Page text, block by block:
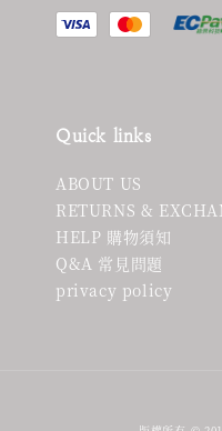
Quick links
ABOUT US
RETURNS &
HELP 購物須知
Q&A 常見問題
privacy policy